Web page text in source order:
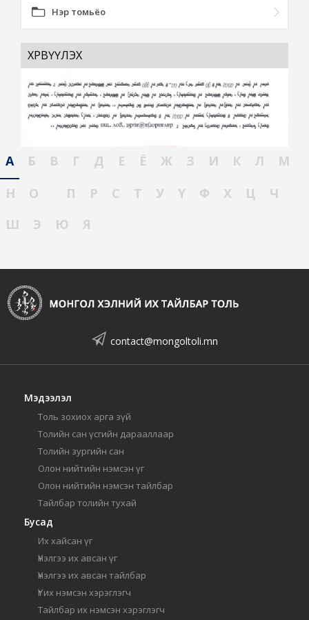
Нэр томьёо
ХӨРВҮҮЛЭХ
А Б В Г Д Е Ё Ж З И К Л
М
Н
О П Р С Т У Ү Ф Х Ц
Ч
Ш
Э Ю Я
contact@mongoltoli.mn
Мэдээлэл
Толь зохиох арга зүй
Толийн сан үсгийн дарааллаар
Толийн зургийн сан
Олон нийтийн нэмсэн үг
Олон нийтийн нэмсэн тайлбар
Тайлбар толийн тухай
Бусад
Их хайсан үг
Үнэлгээ их авсан үг
Үнэлгээ их авсан тайлбар
Үг их нэмсэн хэрэглэгч
Тайлбар их нэмсэн хэрэглэгч